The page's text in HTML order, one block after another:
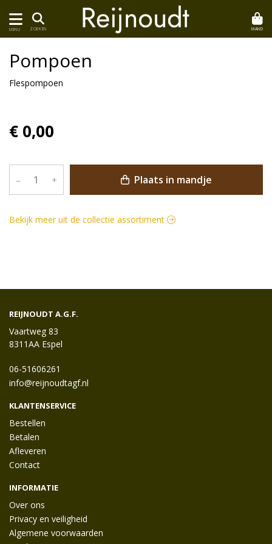
MENU ZOEKEN MAND
Pompoen
Flespompoen
€ 0,00
– + Plaats in mandje
Bekijk meer uit de collectie assortiment
REIJNOUDT A.G.F.
Vaartweg 83
8311AA Espel
06-51606261
info@reijnoudtagf.nl
KLANTENSERVICE
Bestellen
Betalen
Afleveren
Contact
INFORMATIE
Over ons
Privacy en veiligheid
Algemene voorwaarden